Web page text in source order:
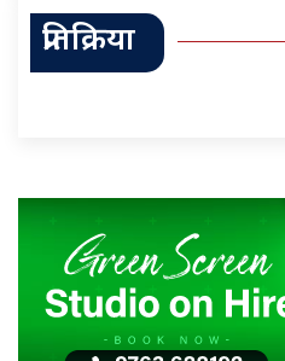
प्रतिक्रिया